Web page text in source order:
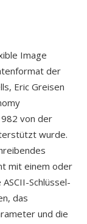
Image
der
Eric Greisen
von der
wurde.
mit einem oder
Schlüssel-
das
und die